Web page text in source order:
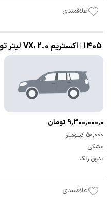
علاقمندی
1405 | اکستریم VX، 2.0 لیتر توربو
9,300,000,000 تومان
50,000 کیلومتر
مشکی
بدون رنگ
علاقمندی